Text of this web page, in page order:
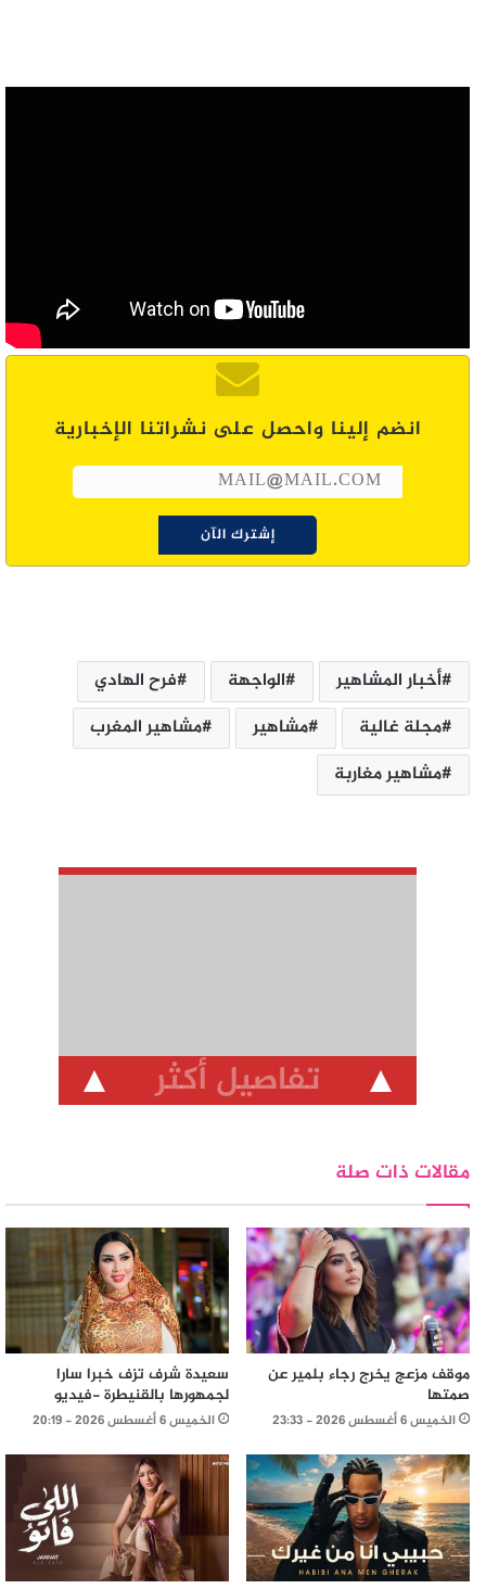
انضم إلينا واحصل على نشراتنا الإخبارية
أخبار المشاهير الواجهة
فرح الهادي
مجلة غالية
مشاهير
مشاهير المغرب
مشاهير مغاربة
تفاصيل أكثر
مقالات ذات صلة
موقف مزعج يخرج رجاء بلمير عن
صمتها
الخميس 6 أغسطس 2026 - 23:33
سعيدة شرف تزف خبرا سارا
لجمهورها بالقنيطرة -فيديو
الخميس 6 أغسطس 2026 - 20:19